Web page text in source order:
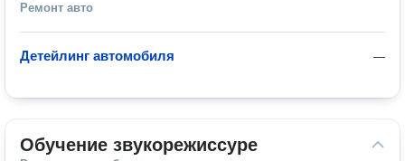
Ремонт авто
—
Детейлинг автомобиля
Обучение звукорежиссуре